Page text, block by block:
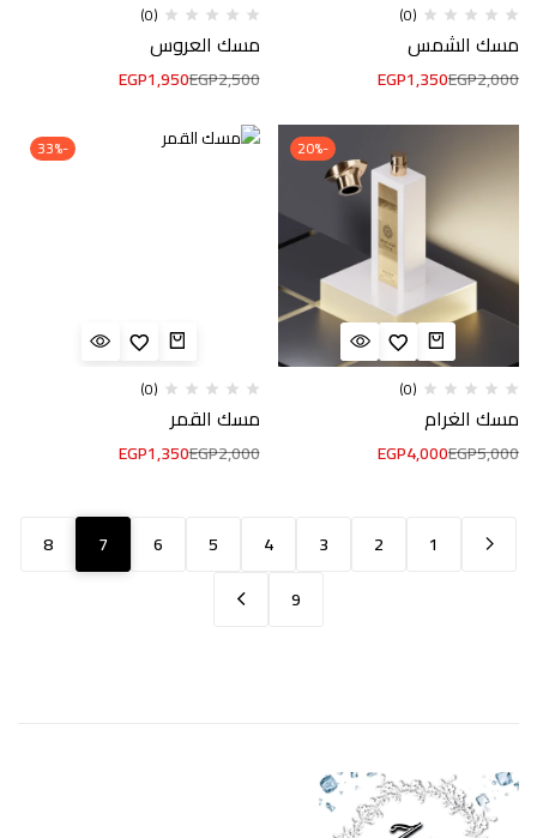
(0)
مسك الشمس
EGP2,000
EGP1,350
(0)
مسك العروس
EGP2,500
EGP1,950
-20%
(0)
مسك الغرام
EGP5,000
EGP4,000
-33%
(0)
مسك القمر
EGP2,000
EGP1,350
1
2
3
4
5
6
7
8
9